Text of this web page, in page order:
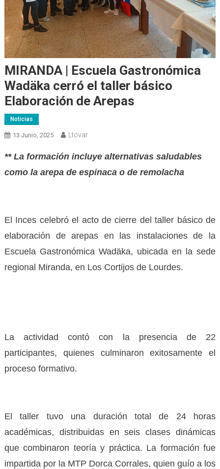
MIRANDA | Escuela Gastronómica
Wadäka cerró el taller básico
Elaboración de Arepas
Noticias
13 Junio, 2025 Ltovar
** La formación incluye alternativas saludables
como la arepa de espinaca o de remolacha
El Inces celebró el acto de cierre del taller básico de
elaboración de arepas en las instalaciones de la
Escuela Gastronómica Wadäka, ubicada en la sede
regional Miranda, en Los Cortijos de Lourdes.
La actividad contó con la presencia de 22
participantes, quienes culminaron exitosamente el
proceso formativo.
El taller tuvo una duración total de 24 horas
académicas, distribuidas en seis clases dinámicas
que combinaron teoría y práctica. La formación fue
impartida por la MTP Dorca Corrales, quien guío a los